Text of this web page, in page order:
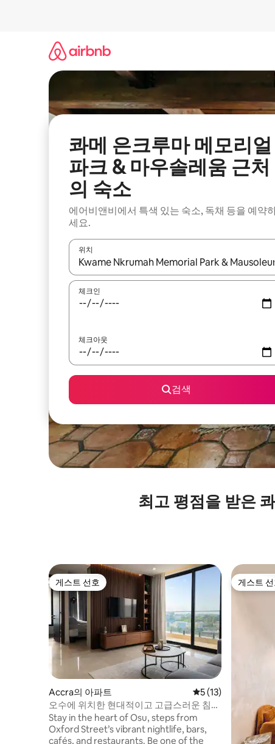
콰메 은크루마 메모리얼
파크 & 마우솔레움 근처
의 숙소
에어비앤비에서 특색 있는 숙소, 독채 등을 예약
세요.
위치
결과가 나오면 위·아래 화살표 키를 사용하거나 터치
체크인
체크아웃
검색
최고 평점을 받은
게스트 선호
게스트 선호
Accra의 아파트 평점 5점(5점 만점),
5 (13)
오수에 위치한 현대적이고 고급스러운 침실
1개 아파트, 수영장, 헬스장 및 발코니(D)
Stay in the heart of Osu, steps from
Oxford Street’s vibrant nightlife, bars,
cafés, and restaurants. Be one of the
게스트
게스트